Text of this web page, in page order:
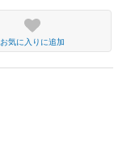
お気に入りに追加